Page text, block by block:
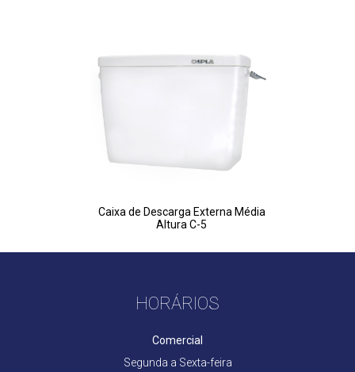
Caixa de Descarga Externa Média
Altura C-5
HORÁRIOS
Comercial
Segunda a Sexta-feira